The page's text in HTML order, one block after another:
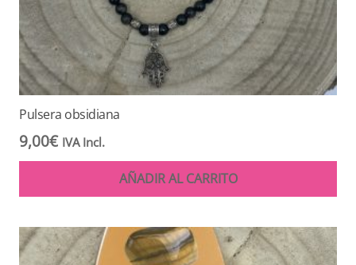
Pulsera obsidiana
9,00€ IVA Incl.
AÑADIR AL CARRITO